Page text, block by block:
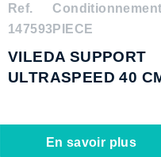
Ref.
147593
Conditionnement
PIECE
VILEDA SUPPORT
ULTRASPEED 40
En savoir plus